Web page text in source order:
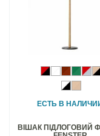
ЕСТЬ В
ВІШАК ПІДЛОГОВИЙ